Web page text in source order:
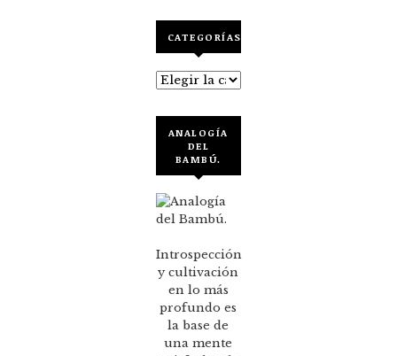
CATEGORÍAS
Categorías
ANALOGÍA
DEL
BAMBÚ.
Introspección
y cultivación
en lo más
profundo es
la base de
una mente